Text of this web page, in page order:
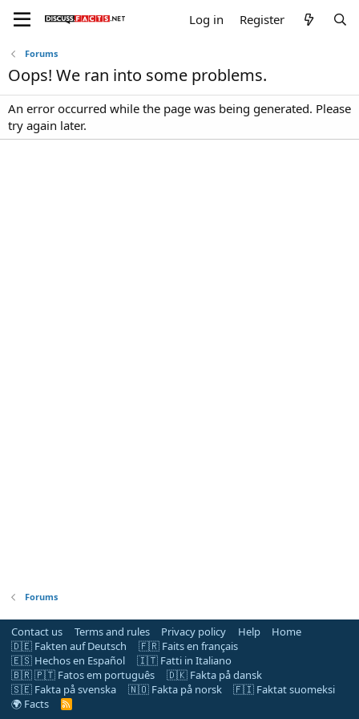
Log in Register
Forums
Oops! We ran into some problems.
An error occurred while the page was being generated. Please
try again later.
Forums
Contact us Terms and rules Privacy policy Help
Home
🇩🇪 Fakten auf Deutsch
🇫🇷 Faits en français
🇪🇸 Hechos en Español
🇮🇹 Fatti in Italiano
🇧🇷 🇵🇹 Fatos em português
🇩🇰 Fakta på dansk
🇸🇪 Fakta på svenska
🇳🇴 Fakta på norsk
🇫🇮 Faktat suomeksi
🌍 Facts
R